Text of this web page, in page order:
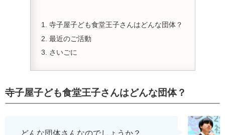
寺子屋子ども食堂王子さんはどんな団体？
最近のご活動
さいごに
寺子屋子ども食堂王子さんはどんな団体？
どんな団体さんなのでしょうか？